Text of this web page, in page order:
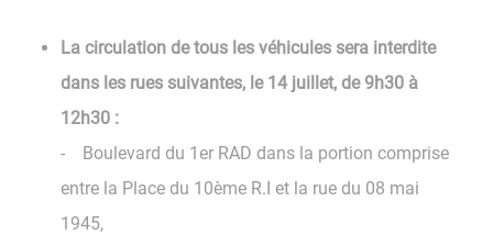
La circulation de tous les véhicules sera interdite
dans les rues suivantes, le 14 juillet, de 9h30 à
12h30 :
- Boulevard du 1er RAD dans la portion comprise
entre la Place du 10ème R.I et la rue du 08 mai
1945,